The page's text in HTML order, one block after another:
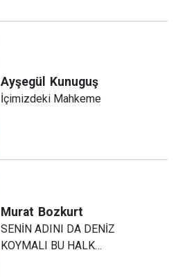
Ayşegül Kunuguş
İçimizdeki Mahkeme
Murat Bozkurt
SENİN ADINI DA DENİZ
KOYMALI BU HALK…